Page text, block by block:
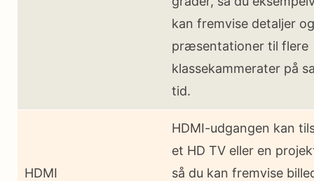
kan fremvise detaljer og
præsentationer til flere
klassekammerater på
tid.
HDMI
HDMI-udgangen kan
et HD TV eller en
så du kan fremvise